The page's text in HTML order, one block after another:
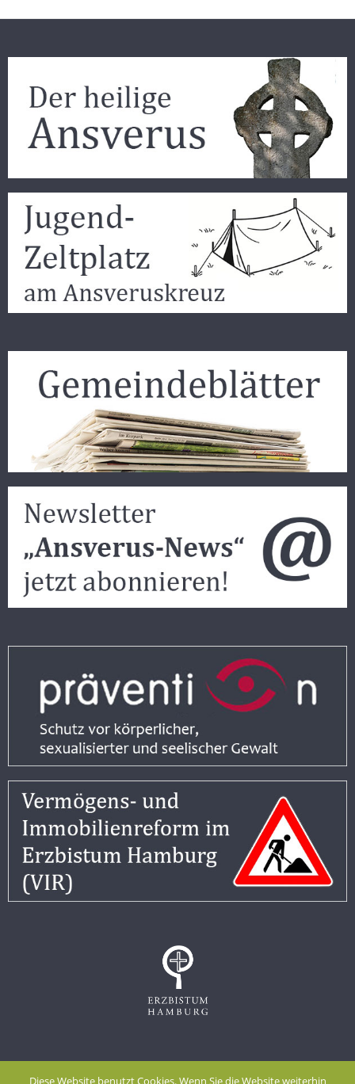
Impressum
Datenschutzerklärung
Diese Website benutzt Cookies. Wenn Sie die Website weiterhin